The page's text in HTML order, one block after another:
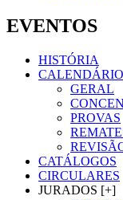
EVENTOS
HISTÓRIA
CALENDÁRIO
GERAL
PROVAS
CATÁLOGOS
CIRCULARES
JURADOS [+]